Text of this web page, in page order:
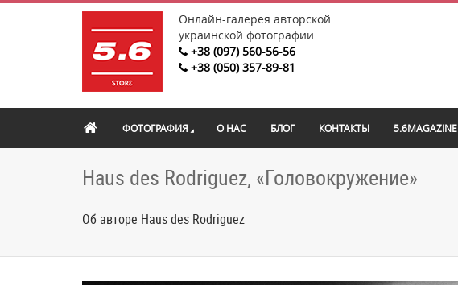
Онлайн-галерея авторской
украинской фотографии
+38 (097) 560-56-56
+38 (050) 357-89-81
ФОТОГРАФИЯ О НАС БЛОГ КОНТАКТЫ 5.6MAGAZINE
Haus des Rodriguez, «Головокружение»
Об авторе Haus des Rodriguez